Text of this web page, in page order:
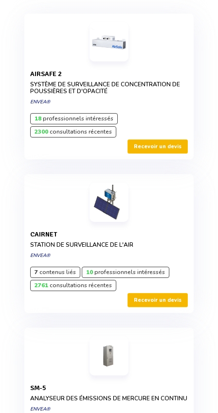
AIRSAFE 2
SYSTÈME DE SURVEILLANCE DE CONCENTRATION DE
POUSSIÈRES ET D'OPACITÉ
ENVEA®
18professionnels intéressés
2300consultations récentes
Recevoir un devis
CAIRNET
STATION DE SURVEILLANCE DE L'AIR
ENVEA®
7contenus liés 10professionnels intéressés
2761consultations récentes
Recevoir un devis
SM-5
ANALYSEUR DES ÉMISSIONS DE MERCURE EN CONTINU
ENVEA®